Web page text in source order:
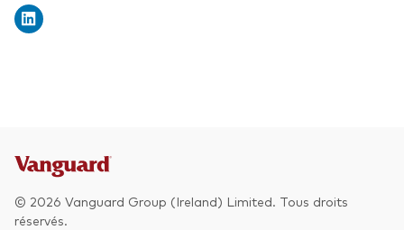
© 2026 Vanguard Group (Ireland) Limited. Tous droits
réservés.